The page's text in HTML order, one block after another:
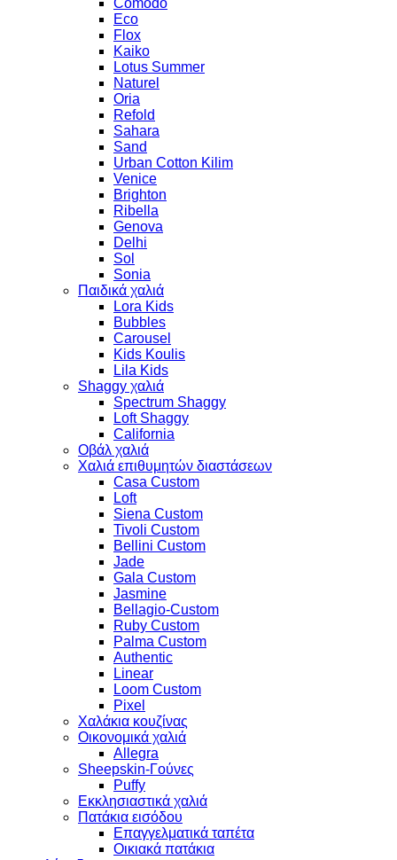
Eco
Flox
Kaiko
Lotus Summer
Naturel
Oria
Refold
Sahara
Sand
Urban Cotton Kilim
Venice
Brighton
Ribella
Genova
Delhi
Sol
Sonia
Παιδικά χαλιά
Lora Kids
Bubbles
Carousel
Kids Koulis
Lila Kids
Shaggy χαλιά
Spectrum Shaggy
Loft Shaggy
California
Οβάλ χαλιά
Χαλιά επιθυμητών διαστάσεων
Casa Custom
Loft
Siena Custom
Tivoli Custom
Bellini Custom
Jade
Gala Custom
Jasmine
Bellagio-Custom
Ruby Custom
Palma Custom
Authentic
Linear
Loom Custom
Pixel
Χαλάκια κουζίνας
Οικονομικά χαλιά
Allegra
Sheepskin-Γούνες
Puffy
Εκκλησιαστικά χαλιά
Πατάκια εισόδου
Επαγγελματικά ταπέτα
Οικιακά πατάκια